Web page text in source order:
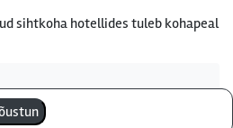
sihtkoha hotellides tuleb kohapeal